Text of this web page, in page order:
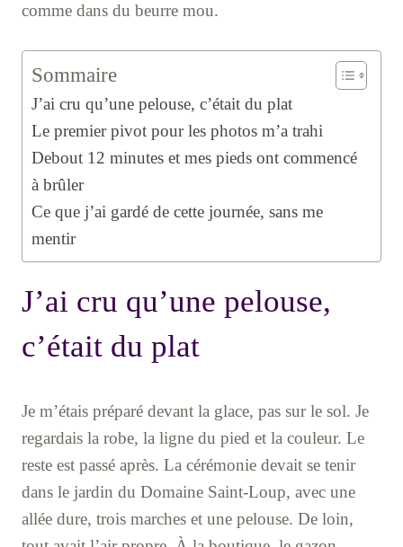
comme dans du beurre mou.
Sommaire
J’ai cru qu’une pelouse, c’était du plat
Le premier pivot pour les photos m’a trahi
Debout 12 minutes et mes pieds ont commencé
à brûler
Ce que j’ai gardé de cette journée, sans me
mentir
J’ai cru qu’une pelouse,
c’était du plat
Je m’étais préparé devant la glace, pas sur le sol. Je
regardais la robe, la ligne du pied et la couleur. Le
reste est passé après. La cérémonie devait se tenir
dans le jardin du Domaine Saint-Loup, avec une
allée dure, trois marches et une pelouse. De loin,